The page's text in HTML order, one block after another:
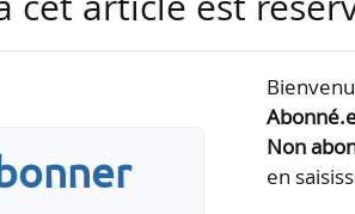
à fournir de l’hydrogène
régionaux.
Non
en